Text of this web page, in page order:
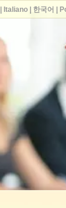
Italiano| 한국어